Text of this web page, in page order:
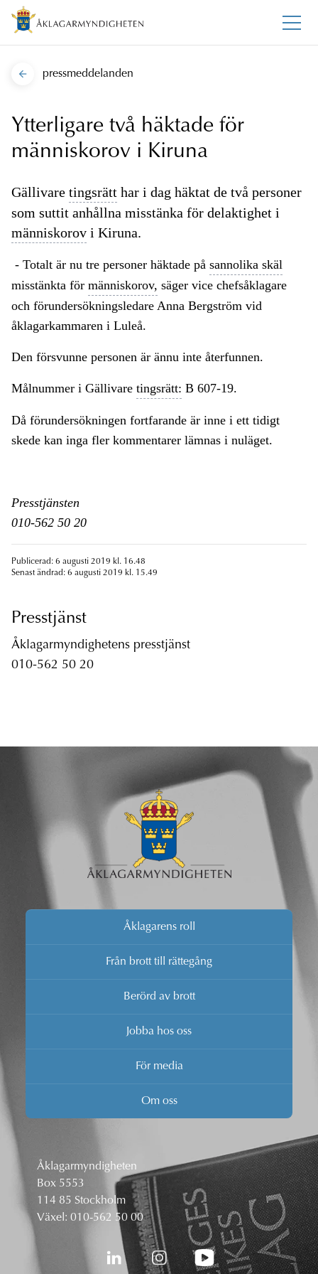
pressmeddelanden
Ytterligare två häktade för
människorov i Kiruna
Gällivare tingsrätt har i dag häktat de två personer
som suttit anhållna misstänka för delaktighet i
människorov i Kiruna.
- Totalt är nu tre personer häktade på sannolika skäl
misstänkta för människorov, säger vice chefsåklagare
och förundersökningsledare Anna Bergström vid
åklagarkammaren i Luleå.
Den försvunne personen är ännu inte återfunnen.
Målnummer i Gällivare tingsrätt: B 607-19.
Då förundersökningen fortfarande är inne i ett tidigt
skede kan inga fler kommentarer lämnas i nuläget.
Presstjänsten
010-562 50 20
Publicerad: 6 augusti 2019 kl. 16.48
Senast ändrad: 6 augusti 2019 kl. 15.49
Presstjänst
Åklagarmyndighetens presstjänst
010-562 50 20
Åklagarens roll
Från brott till rättegång
Berörd av brott
Jobba hos oss
För media
Om oss
Åklagarmyndigheten
Box 5553
114 85 Stockholm
Växel: 010-562 50 00